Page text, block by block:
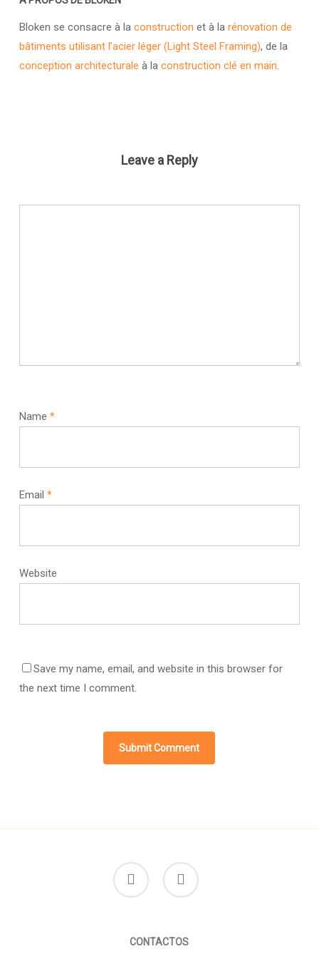
Bloken se consacre à la construction et à la rénovation de
bâtiments utilisant l’acier léger (Light Steel Framing), de la
conception architecturale à la construction clé en main.
Leave a Reply
Name *
Email *
Website
Save my name, email, and website in this browser for
the next time I comment.
facebook instagram
CONTACTOS